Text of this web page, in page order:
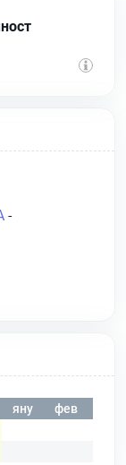
-
яну фев